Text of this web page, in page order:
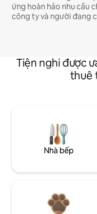
ứng hoàn hảo nhu cầu
công ty và người đang
Tiện nghi được
thuê
Nhà bếp